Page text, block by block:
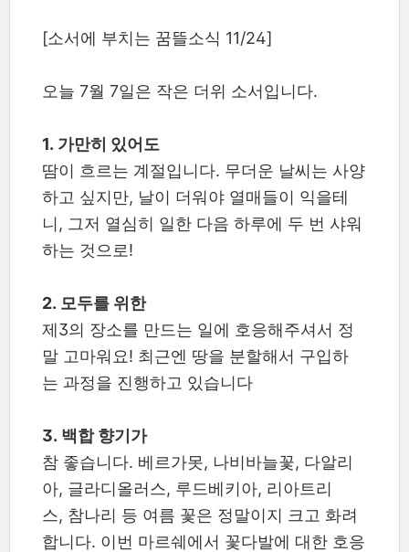
[소서에 부치는 꿈뜰소식 11/24]
오늘 7월 7일은 작은 더위 소서입니다.
1. 가만히 있어도
땀이 흐르는 계절입니다. 무더운 날씨는 사양
하고 싶지만, 날이 더워야 열매들이 익을테
니, 그저 열심히 일한 다음 하루에 두 번 샤워
하는 것으로!
2. 모두를 위한
제3의 장소를 만드는 일에 호응해주셔서 정
말 고마워요! 최근엔 땅을 분할해서 구입하
는 과정을 진행하고 있습니다
3. 백합 향기가
참 좋습니다. 베르가못, 나비바늘꽃, 다알리
아, 글라디올러스, 루드베키아, 리아트리
스, 참나리 등 여름 꽃은 정말이지 크고 화려
합니다. 이번 마르쉐에서 꽃다발에 대한 호응